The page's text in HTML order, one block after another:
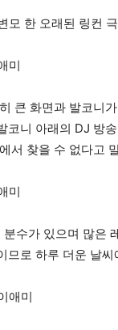
모 한 오래된 링컨
큰 화면과 발코니
니 아래의 DJ 방
서 찾을 수 없다고
수가 있으며 많은
로 하루 더운 날